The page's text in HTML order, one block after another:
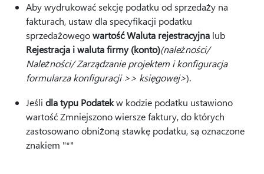
Aby wydrukować sekcję podatku od sprzedaży na
fakturach, ustaw dla specyfikacji podatku
sprzedażowegowartość Waluta rejestracyjna lub
Rejestracja i waluta firmy (konto)(należności/
Należności/ Zarządzanie projektem i konfiguracja
formularza konfiguracji >> księgowej>).
Jeśli dla typu Podatekw kodzie podatku ustawiono
wartość Zmniejszono wiersze faktury, do których
zastosowano obniżoną stawkę podatku, są oznaczone
znakiem "*"